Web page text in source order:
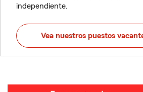
independiente.
Vea nuestros puestos